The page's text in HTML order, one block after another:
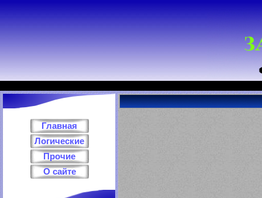
Главная
Логические
Прочие
О сайте